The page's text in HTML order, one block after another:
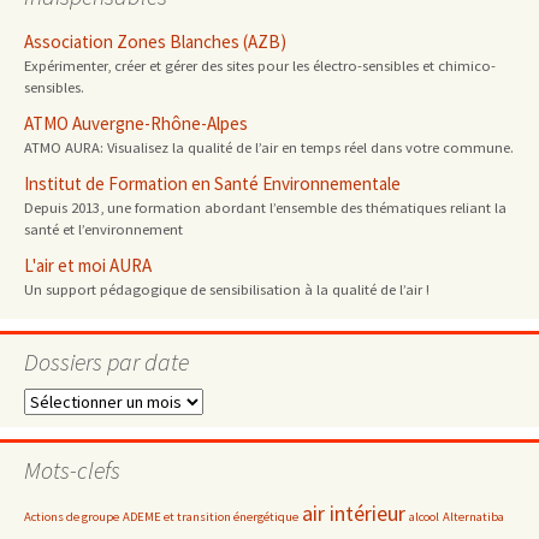
Association Zones Blanches (AZB)
Expérimenter, créer et gérer des sites pour les électro-sensibles et chimico-
sensibles.
ATMO Auvergne-Rhône-Alpes
ATMO AURA: Visualisez la qualité de l’air en temps réel dans votre commune.
Institut de Formation en Santé Environnementale
Depuis 2013, une formation abordant l’ensemble des thématiques reliant la
santé et l’environnement
L'air et moi AURA
Un support pédagogique de sensibilisation à la qualité de l’air !
Dossiers par date
Dossiers
date
Mots-clefs
Actions de groupe ADEME et transition énergétique air intérieur alcool Alternatiba